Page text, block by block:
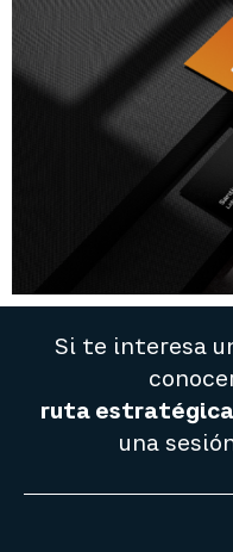
Si te interesa
ruta estratégica
una